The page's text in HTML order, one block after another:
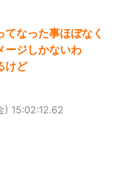
なった事ほぼなく
ージしかないわ
けど
) 15:02:12.62